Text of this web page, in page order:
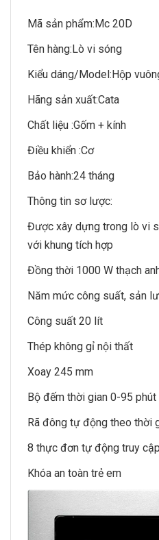
Mã sản phẩm: Mc 20D
Tên hàng: Lò vi sóng
Kiểu dáng/Model: Hộp
Hãng sản xuất:Cata
Chất liệu :Gốm + kính
Điều khiển :Cơ
Bảo hành:24 tháng
Thông tin sơ lược:
Được xây dựng trong lò vi
với khung tích hợp
Đồng thời 1000 W thạch
Năm mức công suất, sản
Công suất 20 lít
Thép không gỉ nội thất
Xoay 245 mm
Bộ đếm thời gian 0-95 phút
Rã đông tự động theo thời
8 thực đơn tự động truy cập
Khóa an toàn trẻ em